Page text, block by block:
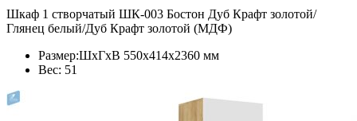
Шкаф 1 створчатый ШК-003 Бостон Дуб Крафт золотой/
Глянец белый/Дуб Крафт золотой (МДФ)
Размер:ШхГхВ 550х414х2360 мм
Вес: 51